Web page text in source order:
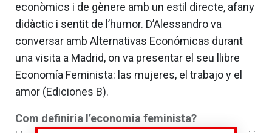
econòmics i de gènere amb un estil directe, afany
didàctic i sentit de l’humor. D’Alessandro va
conversar amb Alternativas Económicas durant
una visita a Madrid, on va presentar el seu llibre
Economía Feminista: las mujeres, el trabajo y el
amor (Ediciones B).
Com definiria l’economia feminista?